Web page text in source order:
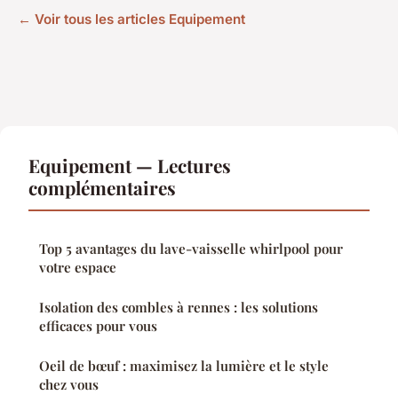
← Voir tous les articles Equipement
Equipement — Lectures
complémentaires
Top 5 avantages du lave-vaisselle whirlpool pour
votre espace
Isolation des combles à rennes : les solutions
efficaces pour vous
Oeil de bœuf : maximisez la lumière et le style
chez vous